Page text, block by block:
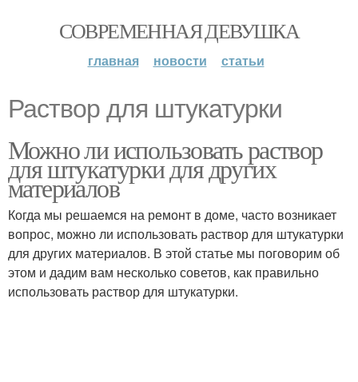
СОВРЕМЕННАЯ ДЕВУШКА
главная новости статьи
Раствор для штукатурки
Можно ли использовать раствор
для штукатурки для других
материалов
Когда мы решаемся на ремонт в доме, часто возникает
вопрос, можно ли использовать раствор для штукатурки
для других материалов. В этой статье мы поговорим об
этом и дадим вам несколько советов, как правильно
использовать раствор для штукатурки.